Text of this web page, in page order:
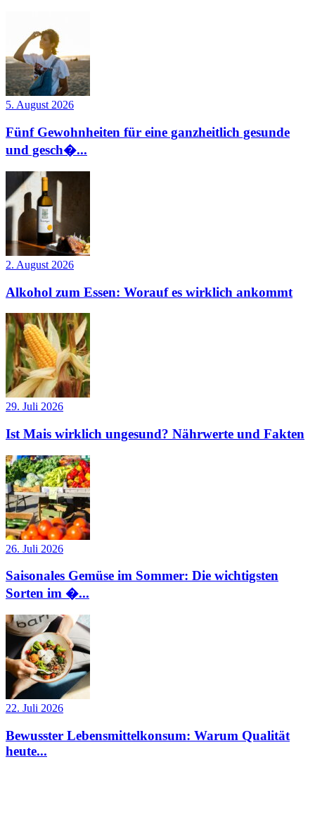
5. August 2026
Fünf Gewohnheiten für eine ganzheitlich gesunde
und gesch�...
2. August 2026
Alkohol zum Essen: Worauf es wirklich ankommt
29. Juli 2026
Ist Mais wirklich ungesund? Nährwerte und Fakten
26. Juli 2026
Saisonales Gemüse im Sommer: Die wichtigsten
Sorten im �...
22. Juli 2026
Bewusster Lebensmittelkonsum: Warum Qualität
heute...